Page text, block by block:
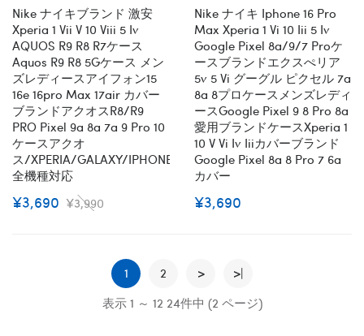
Nike ナイキブランド 激安
Xperia 1 Vii V 10 Viii 5 Iv
AQUOS R9 R8 R7ケース
Aquos R9 R8 5Gケース メン
ズレディースアイフォン15
16e 16pro Max 17air カバー
ブランドアクオスR8/R9
PRO Pixel 9a 8a 7a 9 Pro 10
ケースアクオ
ス/XPERIA/GALAXY/IPHONE
全機種対応
¥3,690 ¥3,990
Nike ナイキ Iphone 16 Pro
Max Xperia 1 Vi 10 Iii 5 Iv
Google Pixel 8a/9/7 Proケ
ースブランドエクスぺリア
5v 5 Vi グーグル ピクセル 7a
8a 8プロケースメンズレディ
ースGoogle Pixel 9 8 Pro 8a
愛用ブランドケースxperia 1
10 V Vi Iv Iiiカバーブランド
Google Pixel 8a 8 Pro 7 6a
カバー
¥3,690
1 2 >
>|
表示 1 ～ 12 24件中 (2 ページ)